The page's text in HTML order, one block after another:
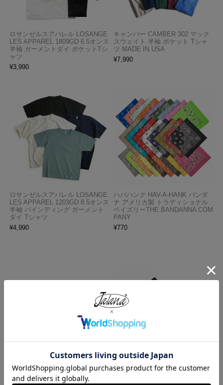
ロサンゼルスアパレル LOSANGE
LES APPAREL 1809GD 6.5オンス
半袖 ガーメントダイ ポケットTシ
ャツ
¥3,990
キャンバー CAMBER 302 マック
スウェイト 半袖 ポケット Tシャ
ツ MADE IN USA
¥7,990
ロサンゼルスアパレル LOSANGE
LES APPAREL 1203GD 8.5オンス
半袖 バインディング ガーメント
ダイ Tシャツ
¥4,990
ハバハンク HAV-A-HANK バンダ
ナ アメリカ製 トラディショナル
ペイズリーTHE BANDANNA COM
PANY
¥770
レッドキャップ REDKAP #PT20
インダストリアル ワークパンツ
ロサンゼルスアパレル LOSANGE